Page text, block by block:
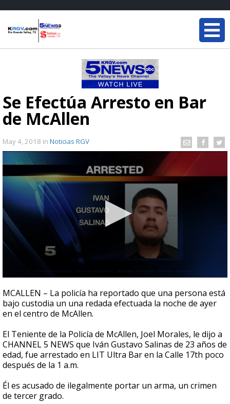
Se Efectúa Arresto en Bar
de McAllen
May 4, 2018 in Noticias RGV
seconds
of
30
seconds
MCALLEN – La policía ha reportado que una persona está
bajo custodia un una redada efectuada la noche de ayer
en el centro de McAllen.
El Teniente de la Policía de McAllen, Joel Morales, le dijo a
CHANNEL 5 NEWS que Iván Gustavo Salinas de 23 años de
edad, fue arrestado en LIT Ultra Bar en la Calle 17th poco
después de la 1 a.m.
Él es acusado de ilegalmente portar un arma, un crimen
de tercer grado.